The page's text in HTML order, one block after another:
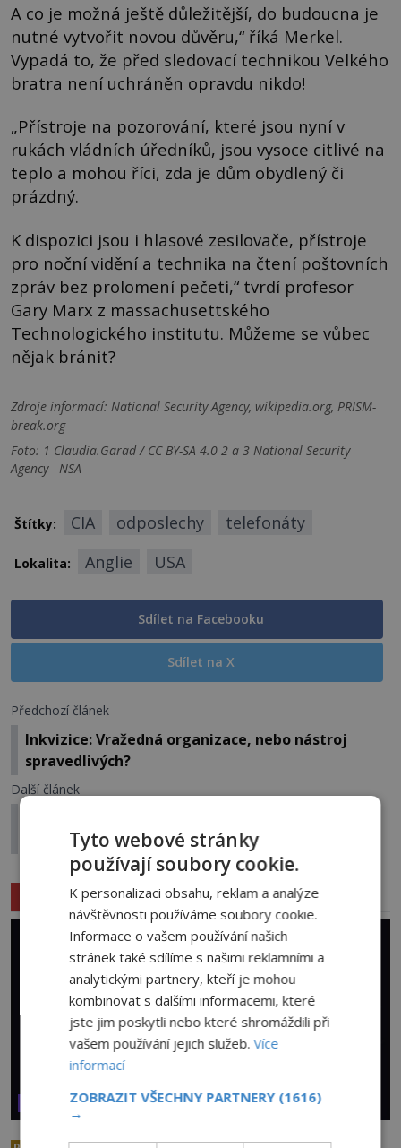
A co je možná ještě důležitější, do budoucna je
nutné vytvořit novou důvěru,“ říká Merkel.
Vypadá to, že před sledovací technikou Velkého
bratra není uchráněn opravdu nikdo!
„Přístroje na pozorování, které jsou nyní v
rukách vládních úředníků, jsou vysoce citlivé na
teplo a mohou říci, zda je dům obydlený či
prázdný.
K dispozici jsou i hlasové zesilovače, přístroje
pro noční vidění a technika na čtení poštovních
zpráv bez prolomení pečeti,“ tvrdí profesor
Gary Marx z massachusettského
Technologického institutu. Můžeme se vůbec
nějak bránit?
Zdroje informací: National Security Agency, wikipedia.org, PRISM-
break.org
Foto: 1 Claudia.Garad / CC BY-SA 4.0 2 a 3 National Security
Agency - NSA
Štítky: CIA odposlechy telefonáty
Lokalita: Anglie USA
Sdílet na Facebooku
Sdílet na X
Předchozí článek
Inkvizice: Vražedná organizace, nebo nástroj
spravedlivých?
Další článek
fenomény
Související články
VESMÍR A TECHNOLOGIE
Tyto webové stránky
používají soubory cookie.
K personalizaci obsahu, reklam a analýze
návštěvnosti používáme soubory cookie.
Informace o vašem používání našich
stránek také sdílíme s našimi reklamními a
analytickými partnery, kteří je mohou
kombinovat s dalšími informacemi, které
jste jim poskytli nebo které shromáždili při
vašem používání jejich služeb.Více
informací
ZOBRAZIT VŠECHNY PARTNERY (1616)
→